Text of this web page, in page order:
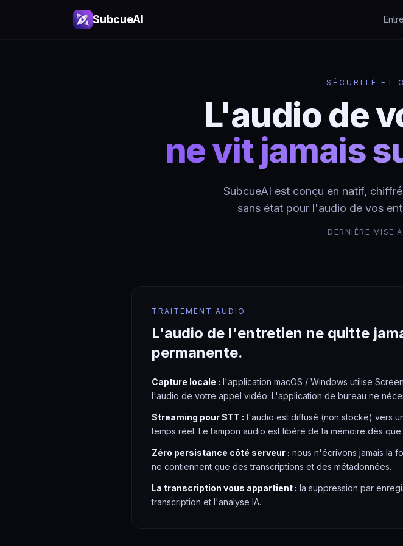
SubcueAI
SÉCURITÉ ET
L'audio de
ne vit jamais
SubcueAI est conçu en natif,
sans état pour l'audio de vos
DERNIÈRE MISE
TRAITEMENT AUDIO
L'audio de l'entretien ne quitte
permanente.
Capture locale : l'application macOS / Windows utilise
l'audio de votre appel vidéo. L'application de bureau ne
Streaming pour STT : l'audio est diffusé (non stocké) vers
temps réel. Le tampon audio est libéré de la mémoire dès
Zéro persistance côté serveur : nous n'écrivons jamais la
ne contiennent que des transcriptions et des métadonnées.
La transcription vous appartient : la suppression par
transcription et l'analyse IA.